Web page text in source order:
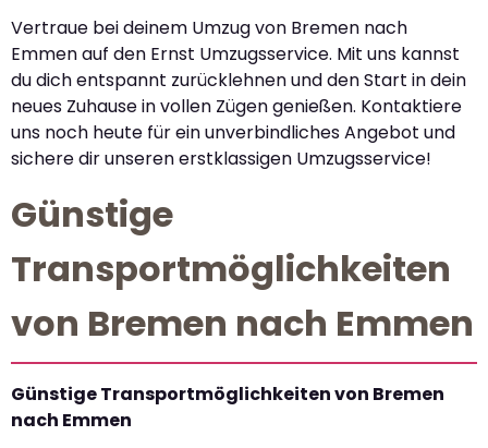
Vertraue bei deinem Umzug von Bremen nach
Emmen auf den Ernst Umzugsservice. Mit uns kannst
du dich entspannt zurücklehnen und den Start in dein
neues Zuhause in vollen Zügen genießen. Kontaktiere
uns noch heute für ein unverbindliches Angebot und
sichere dir unseren erstklassigen Umzugsservice!
Günstige
Transportmöglichkeiten
von Bremen nach Emmen
Günstige Transportmöglichkeiten von Bremen
nach Emmen